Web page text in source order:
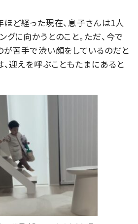
ほど経った現在、息子さんは1人
グに向かうとのこと。ただ、今で
が苦手で渋い顔をしているのだと
、迎えを呼ぶこともたまにあると